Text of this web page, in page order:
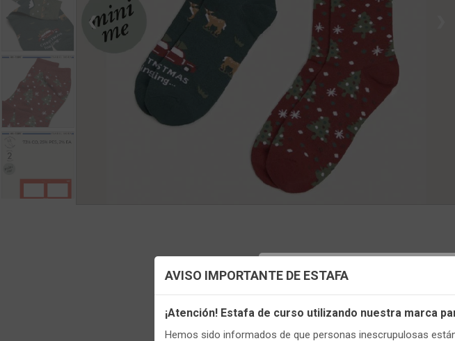
❮
Configuración de cookies
Utilizamos cookies propias y de
AVISO IMPORTANTE DE ESTAFA
¡Atención! Estafa de curso utilizando nuestra marca
Hemos sido informados de que personas inescrupulosas